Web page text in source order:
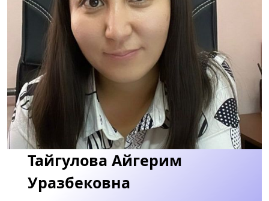
Тайгулова Айгерим
Уразбековна